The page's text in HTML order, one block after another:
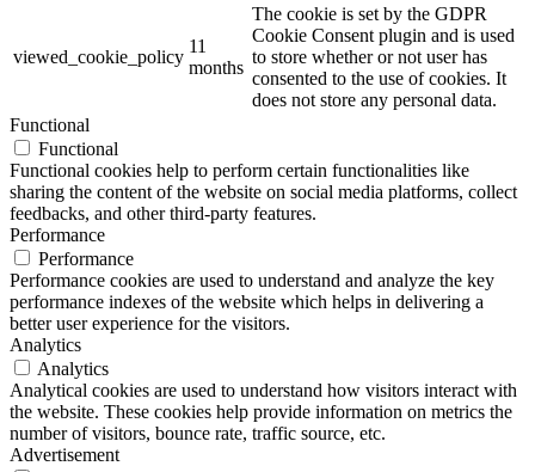
viewed_cookie_policy
11
months
The cookie is set by the GDPR
Cookie Consent plugin and is used
to store whether or not user has
consented to the use of cookies. It
does not store any personal data.
Functional
Functional
Functional cookies help to perform certain functionalities like
sharing the content of the website on social media platforms, collect
feedbacks, and other third-party features.
Performance
Performance
Performance cookies are used to understand and analyze the key
performance indexes of the website which helps in delivering a
better user experience for the visitors.
Analytics
Analytics
Analytical cookies are used to understand how visitors interact with
the website. These cookies help provide information on metrics the
number of visitors, bounce rate, traffic source, etc.
Advertisement